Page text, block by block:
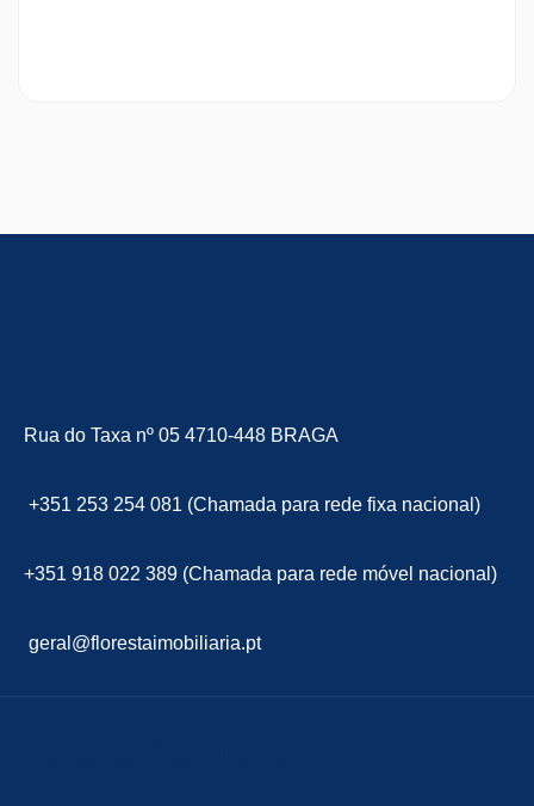
Rua do Taxa nº 05 4710-448 BRAGA
+351 253 254 081 (Chamada para rede fixa nacional)
+351 918 022 389 (Chamada para rede móvel nacional)
geral@florestaimobiliaria.pt